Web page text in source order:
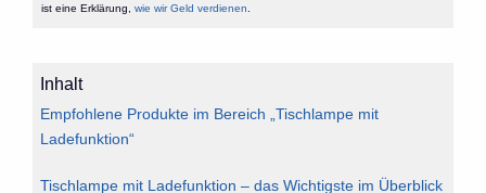
ist eine Erklärung, wie wir Geld verdienen
Inhalt
Empfohlene Produkte im Bereich „Tischlampe mit
Ladefunktion“
Tischlampe mit Ladefunktion – das Wichtigste im Überblick